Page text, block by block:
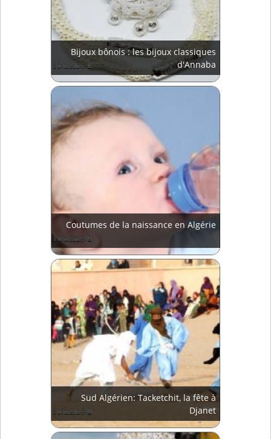
Bijoux bônois : les bijoux classiques
d'Annaba
Coutumes de la naissance en Algérie
Sud Algérien: Tacketchit, la fête à
Djanet